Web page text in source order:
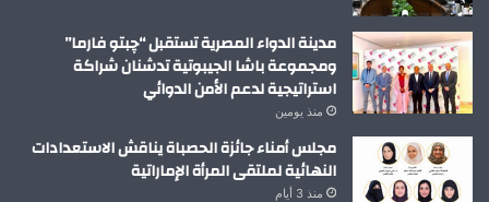
مدينة الدواء المصرية تستقبل “چبتو فارما”
ومجموعة باشا الجيبوتية تدشنان شراكة
استراتيجية لدعم الأمن الدوائي
منذ يومين
مجلس أمناء جائزة الحصباة يناقش الاستعدادات
النهائية لملتقى المرأة الإماراتية
منذ 3 أيام